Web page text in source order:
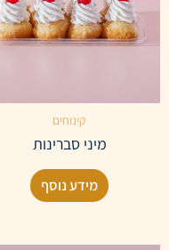
קינוחים
מיני סברינות
מידע נוסף